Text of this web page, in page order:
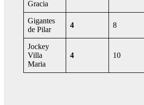
Gracia
Gigantes
de Pilar
4 8
Jockey
Villa
Maria
4 10